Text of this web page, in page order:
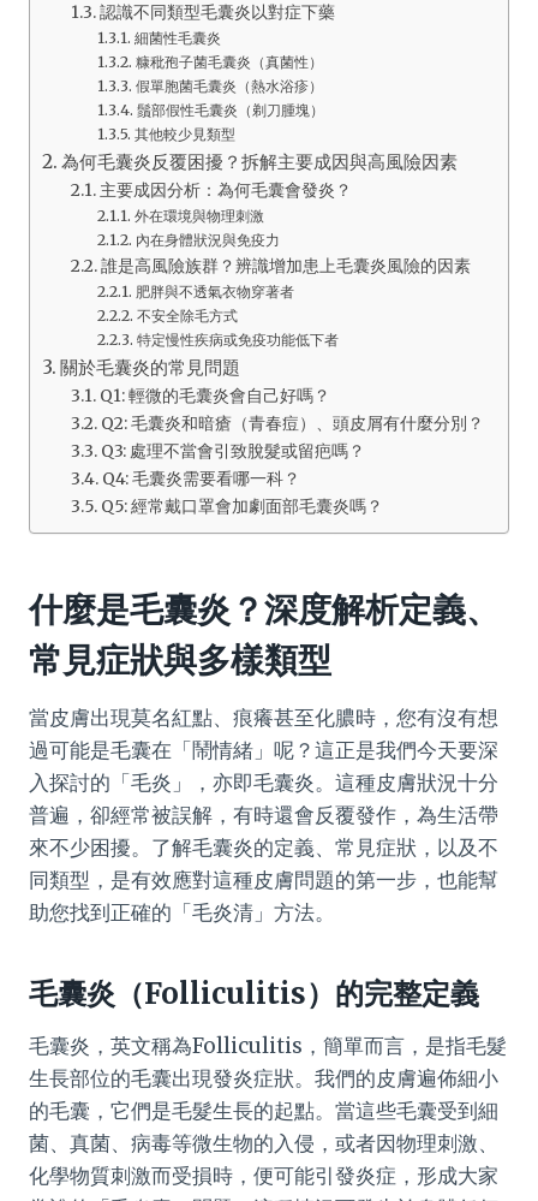
認識不同類型毛囊炎以對症下藥
細菌性毛囊炎
糠秕孢子菌毛囊炎（真菌性）
假單胞菌毛囊炎（熱水浴疹）
鬚部假性毛囊炎（剃刀腫塊）
其他較少見類型
為何毛囊炎反覆困擾？拆解主要成因與高風險因素
主要成因分析：為何毛囊會發炎？
外在環境與物理刺激
內在身體狀況與免疫力
誰是高風險族群？辨識增加患上毛囊炎風險的因素
肥胖與不透氣衣物穿著者
不安全除毛方式
特定慢性疾病或免疫功能低下者
關於毛囊炎的常見問題
Q1: 輕微的毛囊炎會自己好嗎？
Q2: 毛囊炎和暗瘡（青春痘）、頭皮屑有什麼分別？
Q3: 處理不當會引致脫髮或留疤嗎？
Q4: 毛囊炎需要看哪一科？
Q5: 經常戴口罩會加劇面部毛囊炎嗎？
什麼是毛囊炎？深度解析定義、
常見症狀與多樣類型
當皮膚出現莫名紅點、痕癢甚至化膿時，您有沒有想
過可能是毛囊在「鬧情緒」呢？這正是我們今天要深
入探討的「毛炎」，亦即毛囊炎。這種皮膚狀況十分
普遍，卻經常被誤解，有時還會反覆發作，為生活帶
來不少困擾。了解毛囊炎的定義、常見症狀，以及不
同類型，是有效應對這種皮膚問題的第一步，也能幫
助您找到正確的「毛炎清」方法。
毛囊炎（Folliculitis）的完整定義
毛囊炎，英文稱為Folliculitis，簡單而言，是指毛髮
生長部位的毛囊出現發炎症狀。我們的皮膚遍佈細小
的毛囊，它們是毛髮生長的起點。當這些毛囊受到細
菌、真菌、病毒等微生物的入侵，或者因物理刺激、
化學物質刺激而受損時，便可能引發炎症，形成大家